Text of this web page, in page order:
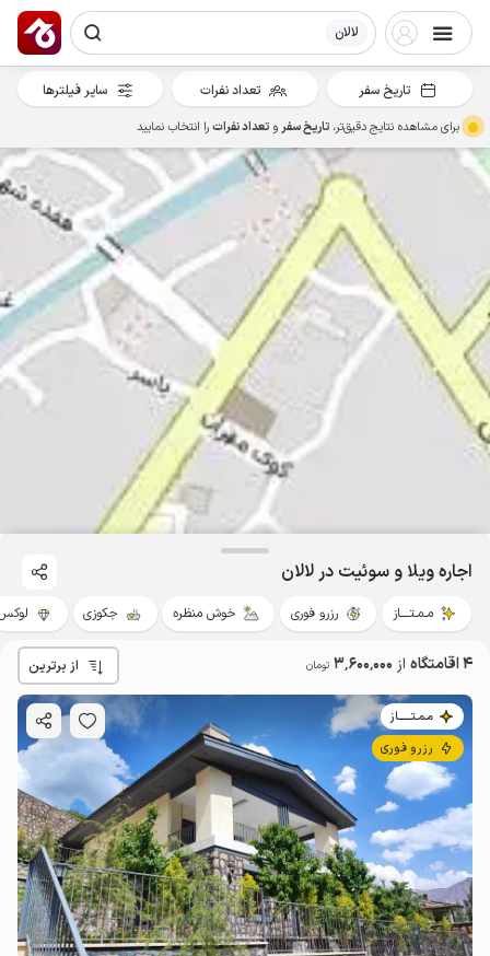
لالان
اجاره ویلا و سوئیت در لالان
مـمـتــــاز رزرو فوری خوش منظره جکوزی
4 اقامتگاه از 3٬600٬000 تومان از برترین
مـمـتــــــاز
رزرو فوری
تاریخ سفر تعداد نفرات سایر فیلترها
برای مشاهده نتایج دقیق‌تر، تاریخ سفرو تعداد نفراترا انتخاب نمایید